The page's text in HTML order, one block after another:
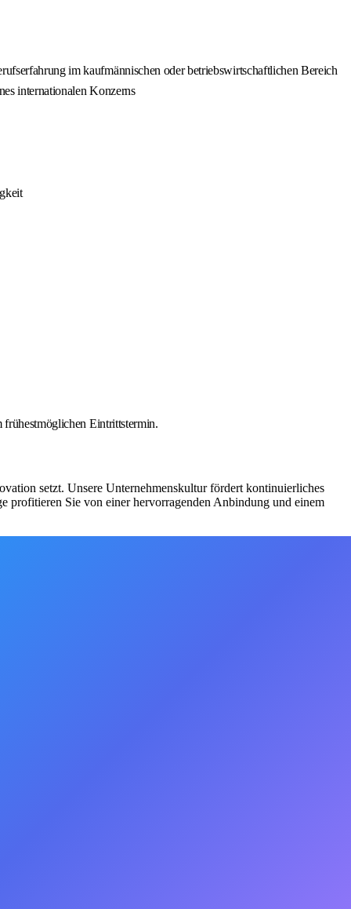
im kaufmännischen oder betriebswirtschaftlichen Bereich
internationalen Konzerns
frühestmöglichen Eintrittstermin.
setzt. Unsere Unternehmenskultur fördert kontinuierliches
profitieren Sie von einer hervorragenden Anbindung und einem